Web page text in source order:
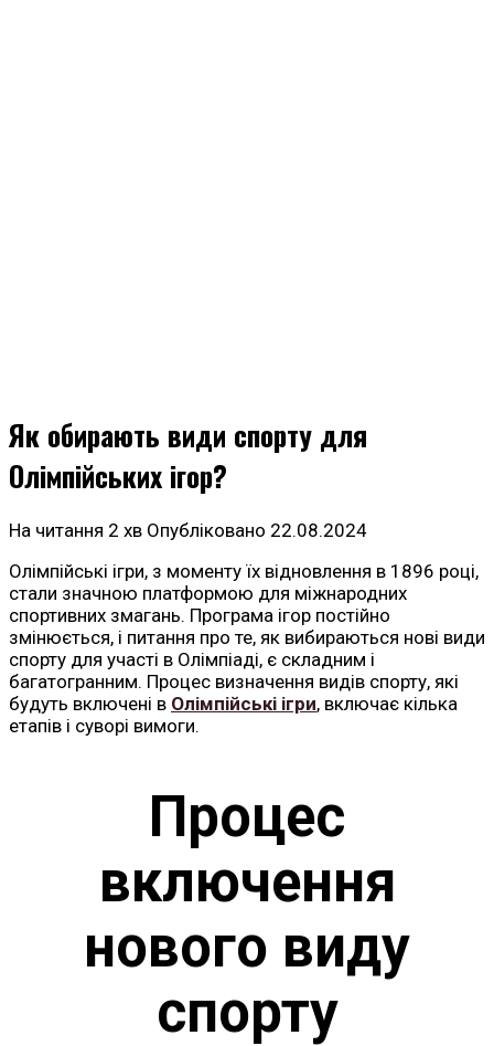
Як обирають види спорту для
Олімпійських ігор?
На читання 2 хв Опубліковано 22.08.2024
Олімпійські ігри, з моменту їх відновлення в 1896 році,
стали значною платформою для міжнародних
спортивних змагань. Програма ігор постійно
змінюється, і питання про те, як вибираються нові види
спорту для участі в Олімпіаді, є складним і
багатогранним. Процес визначення видів спорту, які
будуть включені в Олімпійські ігри, включає кілька
етапів і суворі вимоги.
Процес
включення
нового виду
спорту